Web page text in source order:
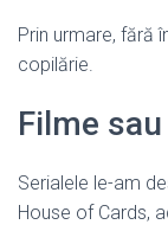
Prin urmare, fără
copilărie.
Filme
Serialele le-am
House of Cards,